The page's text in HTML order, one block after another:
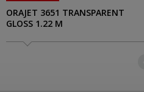
ORAJET 3651 TRANSPARENT
GLOSS 1.22 M